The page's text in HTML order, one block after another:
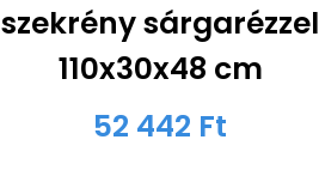
szekrény sárgarézzel
110x30x48 cm
52 442 Ft